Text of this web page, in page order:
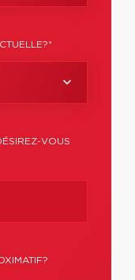
VOUS